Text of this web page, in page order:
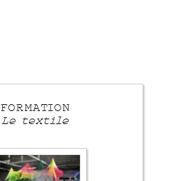
FORMATION
Le textile